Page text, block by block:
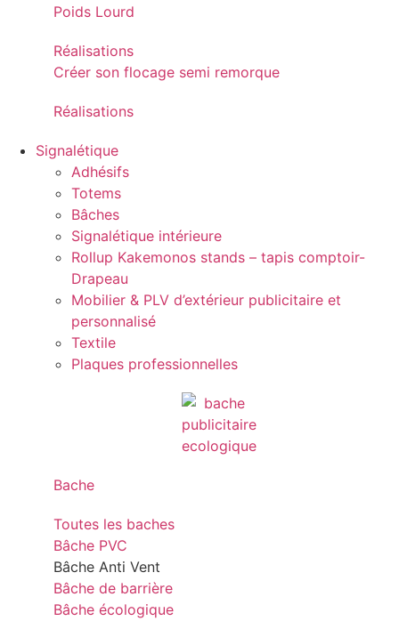
Poids Lourd
Réalisations
Créer son flocage semi remorque
Réalisations
Signalétique
Adhésifs
Totems
Bâches
Signalétique intérieure
Rollup Kakemonos stands – tapis comptoir-
Drapeau
Mobilier & PLV d’extérieur publicitaire et
personnalisé
Textile
Plaques professionnelles
Bache
Toutes les baches
Bâche PVC
Bâche Anti Vent
Bâche de barrière
Bâche écologique